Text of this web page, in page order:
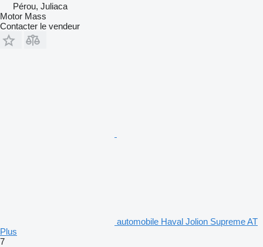
Pérou, Juliaca
Motor Mass
Contacter le vendeur
automobile Haval Jolion Supreme AT
Plus
7